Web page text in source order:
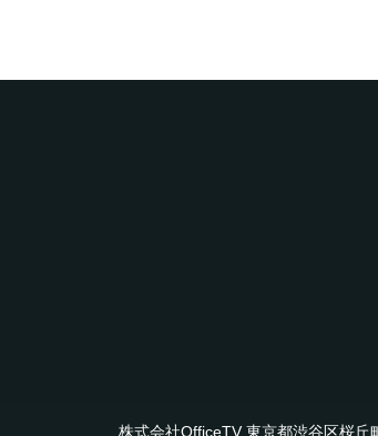
株式会社OfficeTV 東京都渋谷区桜